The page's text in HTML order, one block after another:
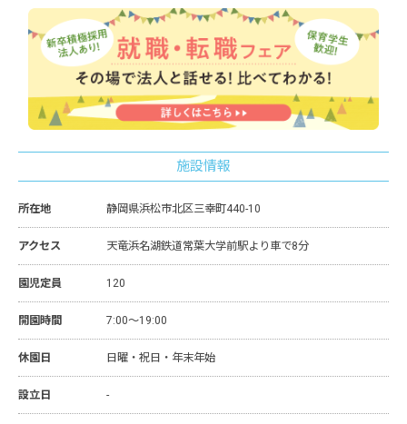
施設情報
所在地 静岡県浜松市北区三幸町440-10
アクセス 天竜浜名湖鉄道常葉大学前駅より車で8分
園児定員 120
開園時間 7:00～19:00
休園日 日曜・祝日・年末年始
設立日 -